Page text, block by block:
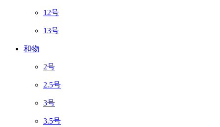
12号
13号
和物
2号
2.5号
3号
3.5号